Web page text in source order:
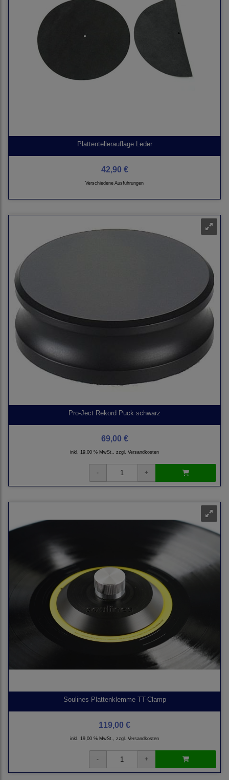
Plattentellerauflage Leder
42,90 €
Verschiedene Ausführungen
Pro-Ject Rekord Puck schwarz
69,00 €
inkl. 19,00 % MwSt., zzgl. Versandkosten
Soulines Plattenklemme TT-Clamp
119,00 €
inkl. 19,00 % MwSt., zzgl. Versandkosten